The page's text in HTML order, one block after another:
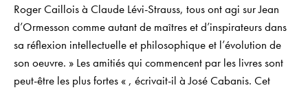
Roger Caillois à Claude Lévi-Strauss, tous ont agi sur Jean
d’Ormesson comme autant de maîtres et d’inspirateurs dans
sa réflexion intellectuelle et philosophique et l’évolution de
son oeuvre. » Les amitiés qui commencent par les livres sont
peut-être les plus fortes « , écrivait-il à José Cabanis. Cet